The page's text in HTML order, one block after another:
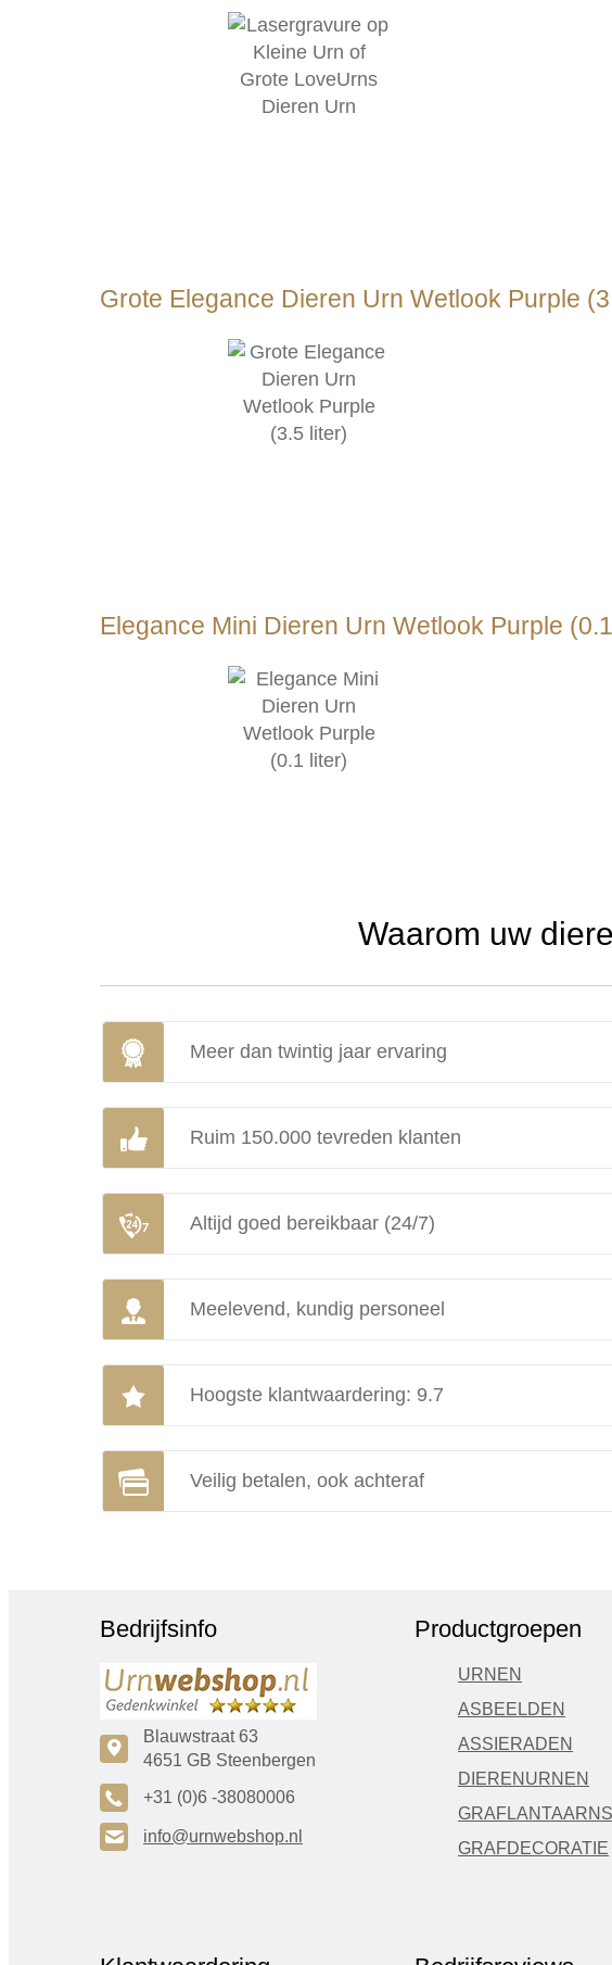
Grote Elegance Dieren Urn Wetlook Purple
Elegance Mini Dieren Urn Wetlook Purple
Waarom uw
Meer dan twintig jaar ervaring
Ruim 150.000 tevreden klanten
Altijd goed bereikbaar (24/7)
Meelevend, kundig personeel
Hoogste klantwaardering: 9.7
Veilig betalen, ook achteraf
Bedrijfsinfo
c
Blauwstraat 63
4651 GB Steenbergen
A +31 (0)6 -38080006
H info@urnwebshop.nl
Productgroepen
URNEN
ASBEELDEN
ASSIERADEN
DIERENURNEN
GRAFDECORATIE